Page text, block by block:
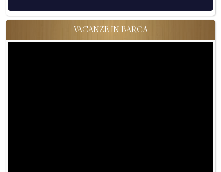
VACANZE IN BARCA